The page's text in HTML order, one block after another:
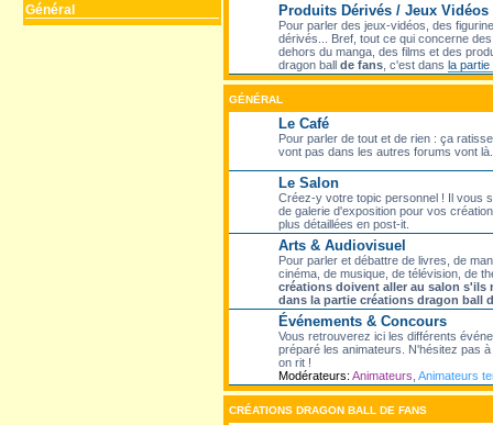
Général Produits Dérivés / Jeux Vidéos
Pour parler des jeux-vidéos, des
dérivés... Bref, tout ce qui concerne
dehors du manga, des films et des
dragon ball de fans , c'est dans la partie
GÉNÉRAL
Le Café
Pour parler de tout et de rien : ça
vont pas dans les autres forums vont là.
Le Salon
Créez-y votre topic personnel ! Il vous
de galerie d'exposition pour vos
plus détaillées en post-it.
Arts & Audiovisuel
Pour parler et débattre de livres, de
cinéma, de musique, de télévision, de
créations doivent aller au salon s'ils
dans la partie créations dragon ball
Événements & Concours
Vous retrouverez ici les différents
préparé les animateurs. N'hésitez pas
on rit !
Modérateurs: Animateurs Animateurs
CRÉATIONS DRAGON BALL DE FANS